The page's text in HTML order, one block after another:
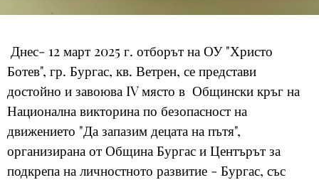
Днес- 12 март 2025 г. отборът на ОУ "Христо
Ботев", гр. Бургас, кв. Ветрен, се представи
достойно и завоюва IV място в Общински кръг на
Национална викторина по безопасност на
движението "Да запазим децата на пътя",
организирана от Община Бургас и Центърът за
подкрепа на личностното развитие - Бургас, със